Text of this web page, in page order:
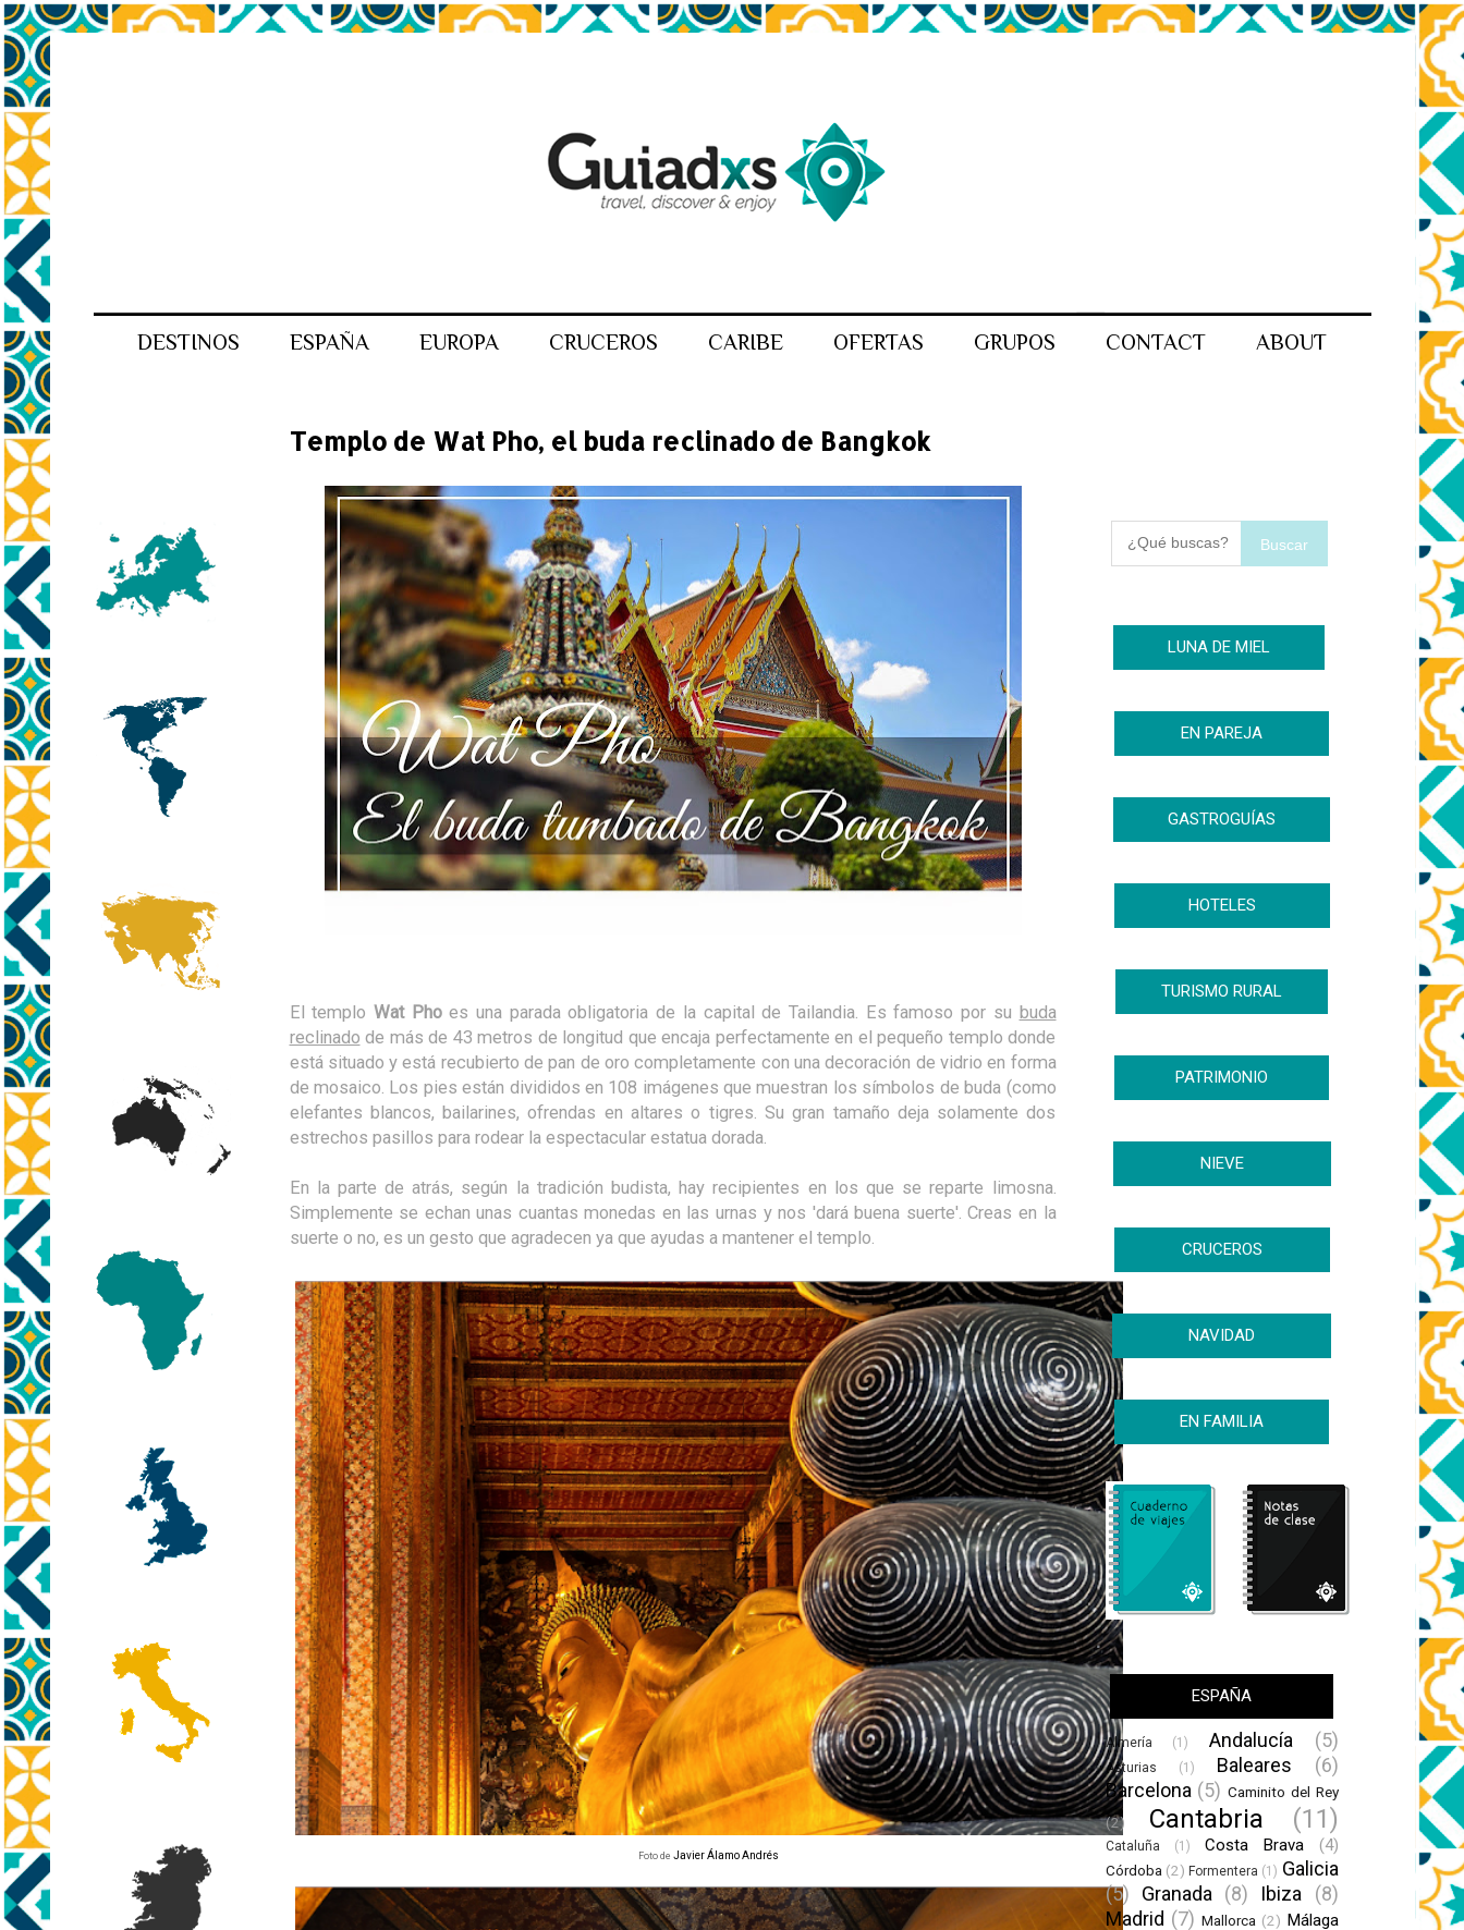
DESTINOS ESPAÑA EUROPA CRUCEROS CARIBE OFERTAS GRUPOS CONTACT ABOUT
Templo de Wat Pho, el buda reclinado de Bangkok
El templo Wat Phoes una parada obligatoria de la capital de Tailandia. Es famoso por su buda
reclinado de más de 43 metros de longitud que encaja perfectamente en el pequeño templo donde
está situado y está recubierto de pan de oro completamente con una decoración de vidrio en forma
de mosaico. Los pies están divididos en 108 imágenes que muestran los símbolos de buda (como
elefantes blancos, bailarines, ofrendas en altares o tigres. Su gran tamaño deja solamente dos
estrechos pasillos para rodear la espectacular estatua dorada.
En la parte de atrás, según la tradición budista, hay recipientes en los que se reparte limosna.
Simplemente se echan unas cuantas monedas en las urnas y nos 'dará buena suerte'. Creas en la
suerte o no, es un gesto que agradecen ya que ayudas a mantener el templo.
Foto de Javier Álamo Andrés
Buscar
LUNA DE MIEL
EN PAREJA
GASTROGUÍAS
HOTELES
TURISMO RURAL
PATRIMONIO
NIEVE
CRUCEROS
NAVIDAD
EN FAMILIA
ESPAÑA
Almería (1) Andalucía (5)
Asturias (1) Baleares
(6)
Barcelona (5) Caminito del Rey
(2)
Cantabria (11)
Cataluña (1) Costa Brava (4)
Córdoba (2) Formentera (1) Galicia
(5)
Granada (8) Ibiza
(8)
Madrid (7) Mallorca (2) Málaga